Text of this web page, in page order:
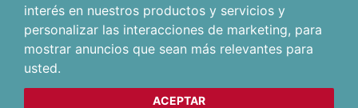
interés en nuestros productos y servicios y
personalizar las interacciones de marketing, para
mostrar anuncios que sean más relevantes para
usted.
ACEPTAR